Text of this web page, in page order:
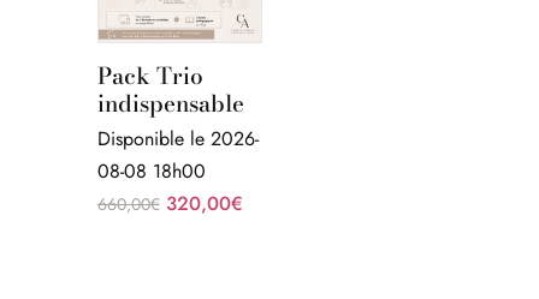
Pack Trio
indispensable
Disponible le 2026-
08-08 18h00
660,00€ Le
320,00€Le